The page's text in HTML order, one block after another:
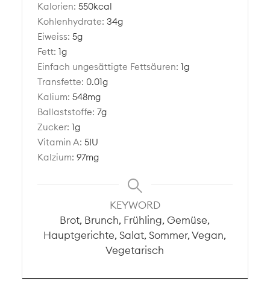
Kalorien:550kcal
Kohlenhydrate:34g
Eiweiss:5g
Fett:1g
Einfach ungesättigte Fettsäuren:1g
Transfette: 0.01g
Kalium:548mg
Ballaststoffe:7g
Zucker:1g
Vitamin A:5IU
Kalzium:97mg
KEYWORD
Brot, Brunch, Frühling, Gemüse,
Hauptgerichte, Salat, Sommer, Vegan,
Vegetarisch